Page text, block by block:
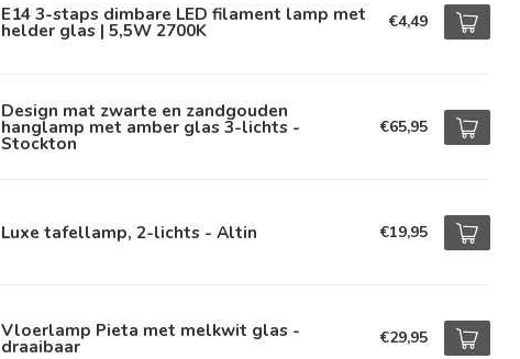
E14 3-staps dimbare LED filament lamp met
helder glas | 5,5W 2700K €4,49
Design mat zwarte en zandgouden
hanglamp met amber glas 3-lichts -
Stockton
€65,95
Luxe tafellamp, 2-lichts - Altin €19,95
Vloerlamp Pieta met melkwit glas -
draaibaar €29,95